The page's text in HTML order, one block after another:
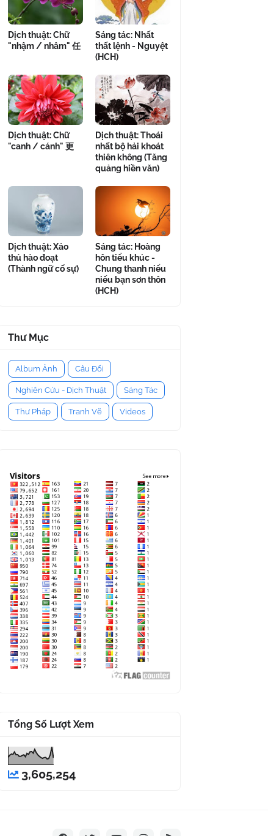
Dịch thuật: Chữ
"nhậm / nhâm" 任
Sáng tác: Nhất
thất lệnh - Nguyệt
(HCH)
Dịch thuật: Chữ
"canh / cánh" 更
Dịch thuật: Thoái
nhất bộ hải khoát
thiên không (Tăng
quảng hiền văn)
Dịch thuật: Xảo
thủ hào đoạt
(Thành ngữ cố sự)
Sáng tác: Hoàng
hôn tiểu khúc -
Chung thanh niểu
niểu bạn sơn thôn
(HCH)
Thư Mục
Album Ảnh Câu Đối
Nghiên Cứu - Dịch Thuật Sáng Tác
Thư Pháp Tranh Vẽ Videos
Tổng Số Lượt Xem
3,605,254